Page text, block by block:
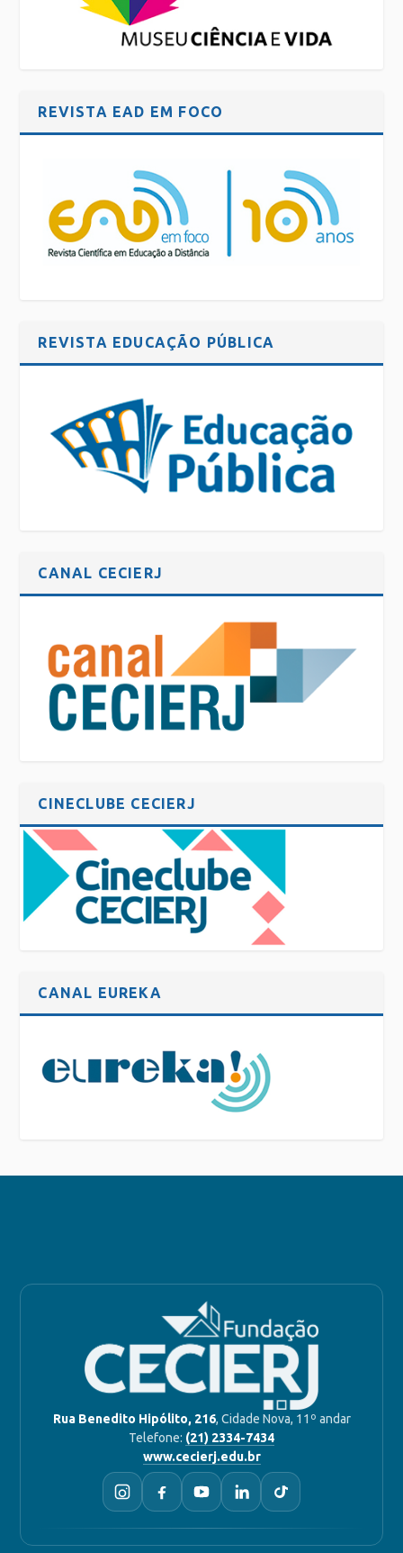
REVISTA EAD EM FOCO
REVISTA EDUCAÇÃO PÚBLICA
CANAL CECIERJ
CINECLUBE CECIERJ
CANAL EUREKA
Rua Benedito Hipólito, 216, Cidade Nova, 11º andar
Telefone: (21) 2334-7434
www.cecierj.edu.br